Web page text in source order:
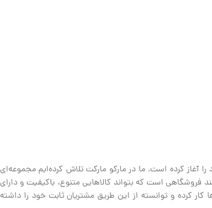
آغاز کرده است. ما در مارکو مارکت تلاش کرده‌ایم مجموعه‌ای
فروشگاهی است که بتواند کالاهایی متنوع، باکیفیت و دارای
کرده و توانسته از این طریق مشتریان ثابت خود را داشته